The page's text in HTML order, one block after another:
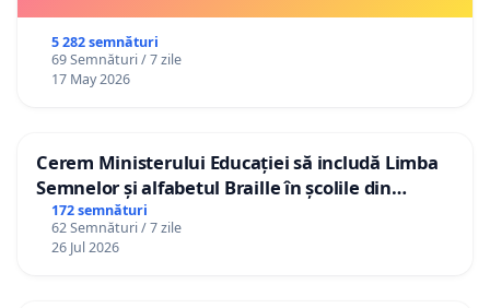
5 282 semnături
69 Semnături / 7 zile
17 May 2026
Cerem Ministerului Educației să includă Limba
Semnelor și alfabetul Braille în școlile din
Republica Moldova!
172 semnături
62 Semnături / 7 zile
26 Jul 2026